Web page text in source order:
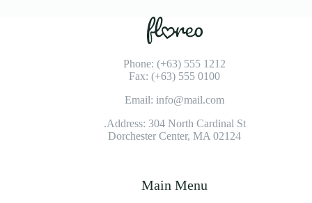
Phone: (+63) 555 1212
Fax: (+63) 555 0100
Email: info@mail.com
Address: 304 North Cardinal St.
Dorchester Center, MA 02124
Main Menu